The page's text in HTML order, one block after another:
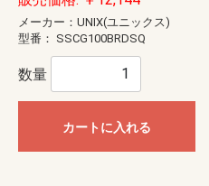
メーカー：UNIX(ユニックス)
型番： SSCG100BRDSQ
数量
カートに入れる